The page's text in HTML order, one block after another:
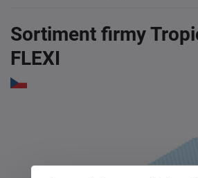
Sortiment firmy
FLEXI